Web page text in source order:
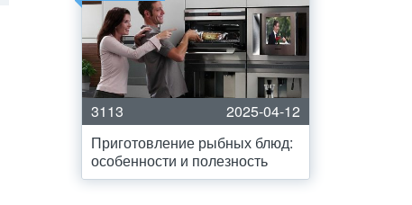
3113
2025-04-12
Приготовление рыбных блюд:
особенности и полезность